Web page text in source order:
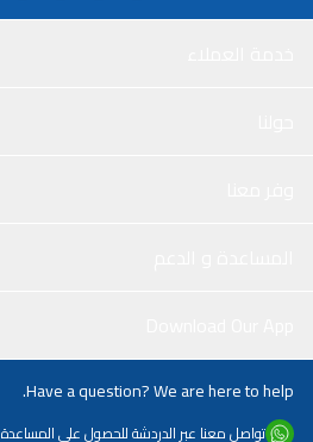
Have a question? We are here to help.
تواصل معنا عبر الدردشة للحصول على المساعدة